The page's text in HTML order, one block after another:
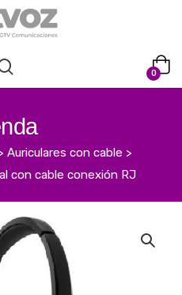
0
Auriculares con cable >
con cable conexión RJ